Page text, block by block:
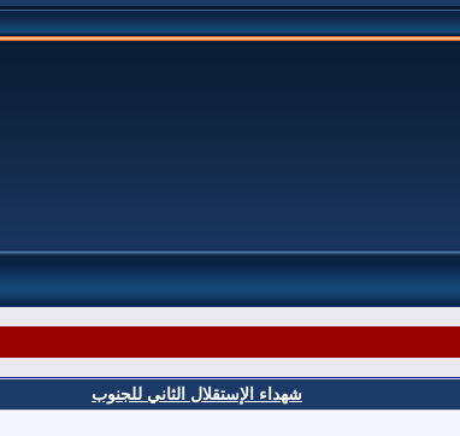
شهداء الإستقلال الثاني للجنوب